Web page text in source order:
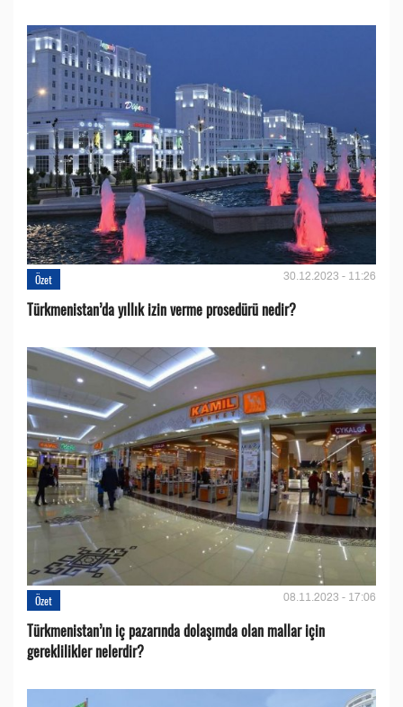
Özet 30.12.2023 - 11:26
Türkmenistan’da yıllık izin verme prosedürü nedir?
Özet 08.11.2023 - 17:06
Türkmenistan’ın iç pazarında dolaşımda olan mallar için
gereklilikler nelerdir?